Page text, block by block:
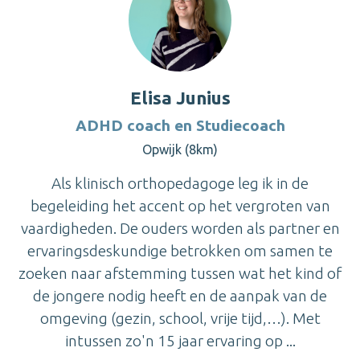
Elisa Junius
ADHD coach en Studiecoach
Opwijk (8km)
Als klinisch orthopedagoge leg ik in de
begeleiding het accent op het vergroten van
vaardigheden. De ouders worden als partner en
ervaringsdeskundige betrokken om samen te
zoeken naar afstemming tussen wat het kind of
de jongere nodig heeft en de aanpak van de
omgeving (gezin, school, vrije tijd,…). Met
intussen zo'n 15 jaar ervaring op ...